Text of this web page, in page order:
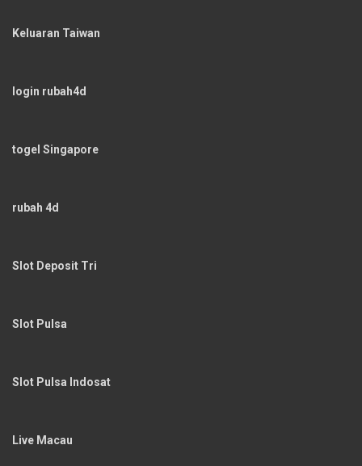
Keluaran Taiwan
login rubah4d
togel Singapore
rubah 4d
Slot Deposit Tri
Slot Pulsa
Slot Pulsa Indosat
Live Macau